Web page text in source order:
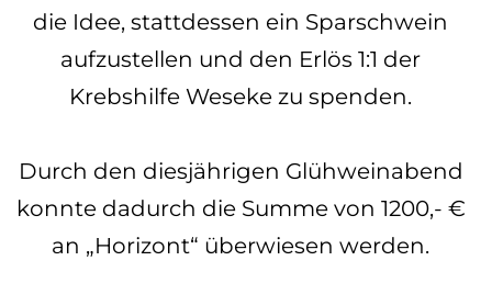
die Idee, stattdessen ein Sparschwein
aufzustellen und den Erlös 1:1 der
Krebshilfe Weseke zu spenden.
Durch den diesjährigen Glühweinabend
konnte dadurch die Summe von 1200,- €
an „Horizont“ überwiesen werden.